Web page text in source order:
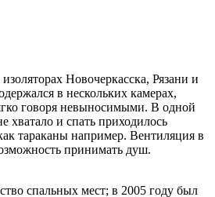
Новочеркасска, Рязани и
в нескольких камерах,
говоря невыносимыми. В одной
хватало и спать приходилось
тараканы например. Вентиляция в
принимать душ.
спальных мест; в 2005 году был